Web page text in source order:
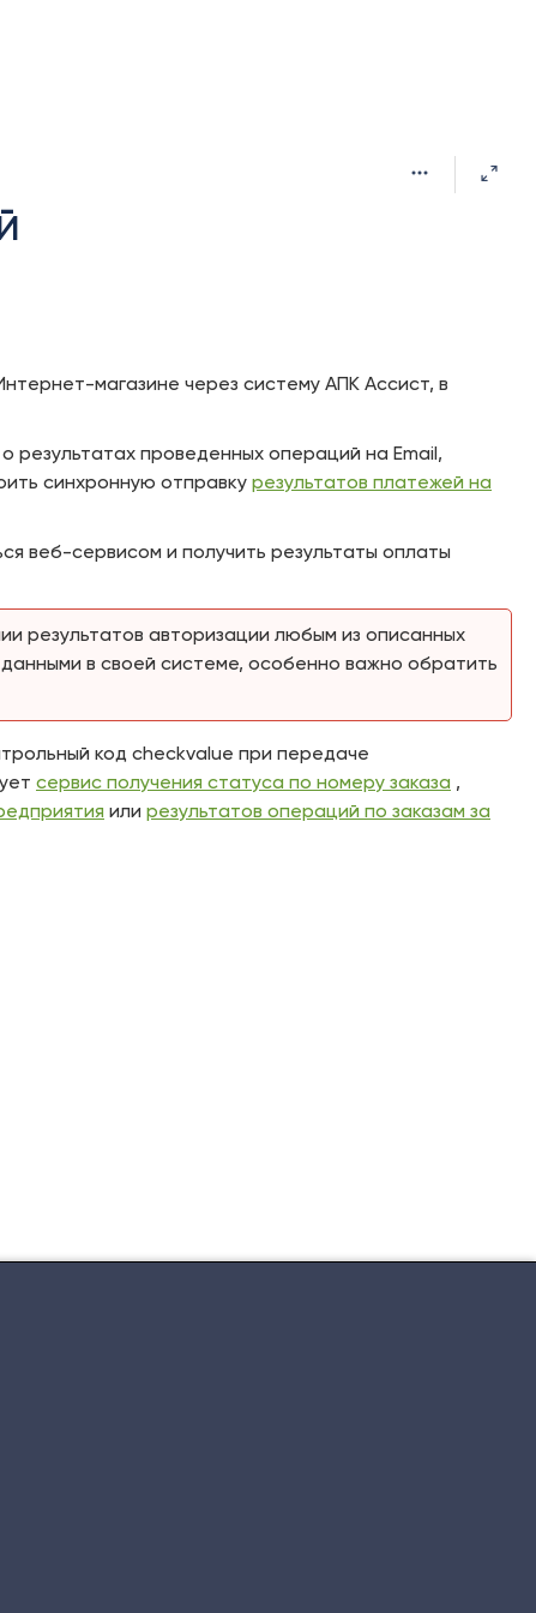
магазине через систему АПК Ассист, в
о результатах проведенных операций на Email,
синхронную отправку результатов платежей на
веб-сервисом и получить результаты оплаты
результатов авторизации любым из описанных
в своей системе, особенно важно обратить
код checkvalue при передаче
сервис получения статуса по номеру заказа ,
или результатов операций по заказам за